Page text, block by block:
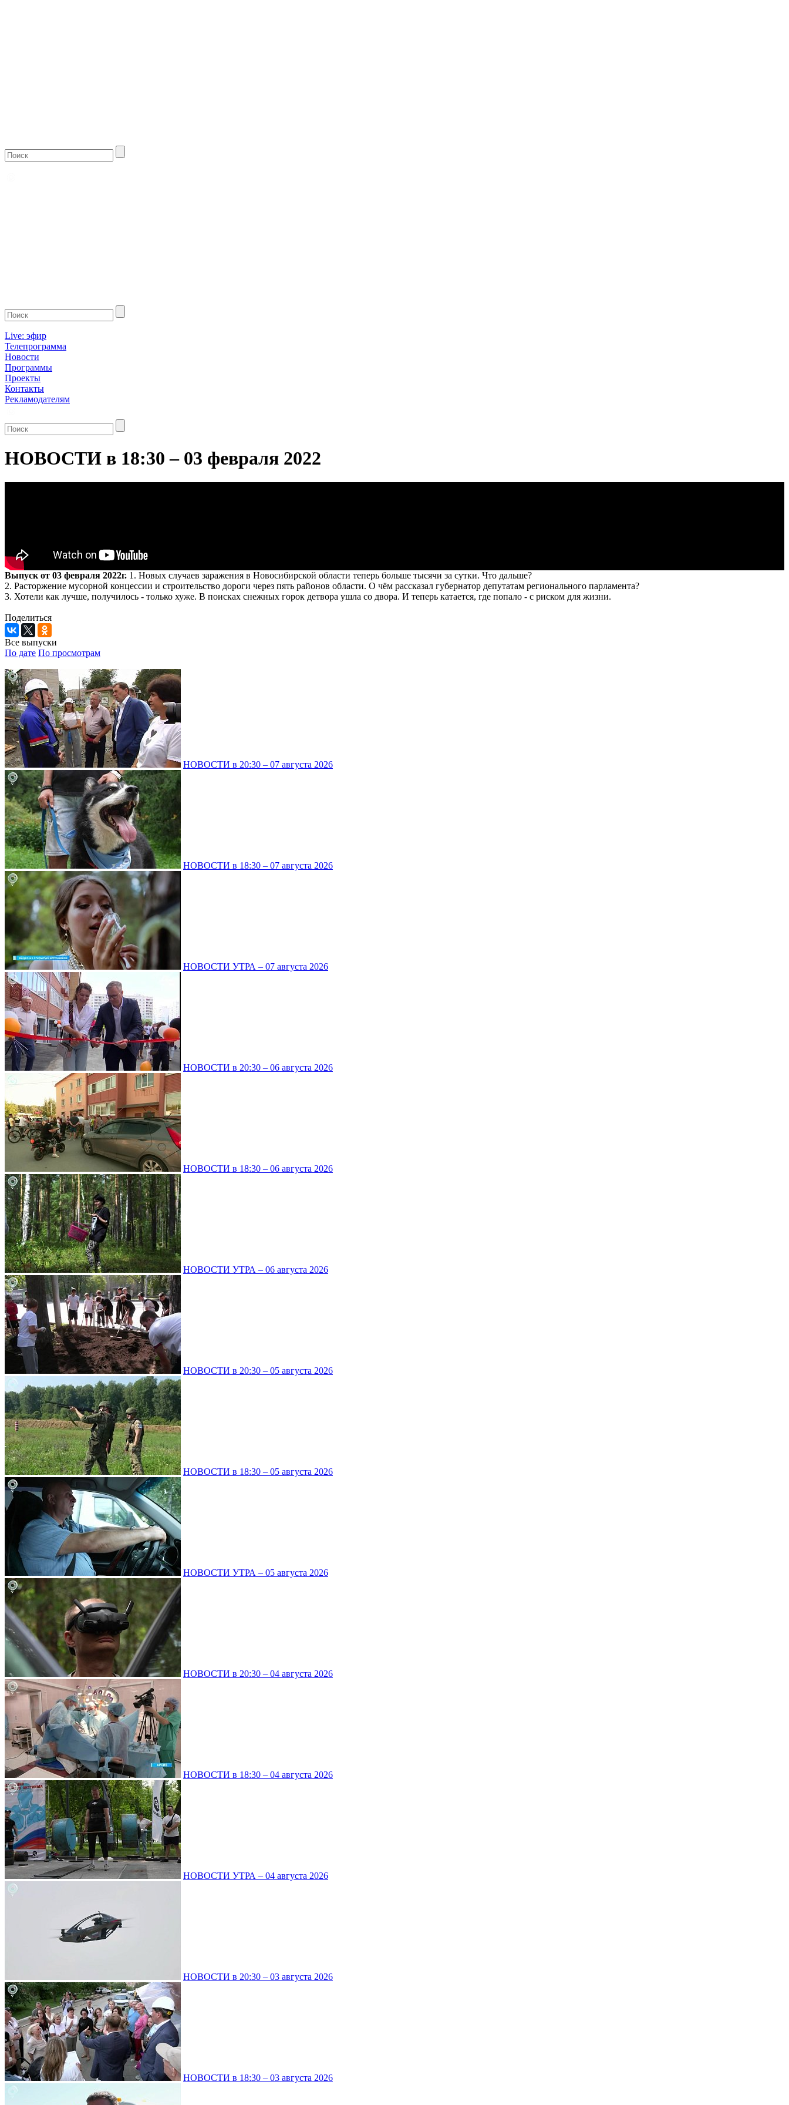
Live: эфир
Телепрограмма
Новости
Программы
Проекты
Контакты
Рекламодателям
НОВОСТИ в 18:30 – 03 февраля 2022
Выпуск от 03 февраля 2022г. 1. Новых случаев заражения в Новосибирской области теперь больше тысячи за сутки. Что дальше?
2. Расторжение мусорной концессии и строительство дороги через пять районов области. О чём рассказал губернатор депутатам регионального парламента?
3. Хотели как лучше, получилось - только хуже. В поисках снежных горок детвора ушла со двора. И теперь катается, где попало - с риском для жизни.
Поделиться
Все выпуски
По дате По просмотрам
НОВОСТИ в 20:30 – 07 августа 2026
НОВОСТИ в 18:30 – 07 августа 2026
НОВОСТИ УТРА – 07 августа 2026
НОВОСТИ в 20:30 – 06 августа 2026
НОВОСТИ в 18:30 – 06 августа 2026
НОВОСТИ УТРА – 06 августа 2026
НОВОСТИ в 20:30 – 05 августа 2026
НОВОСТИ в 18:30 – 05 августа 2026
НОВОСТИ УТРА – 05 августа 2026
НОВОСТИ в 20:30 – 04 августа 2026
НОВОСТИ в 18:30 – 04 августа 2026
НОВОСТИ УТРА – 04 августа 2026
НОВОСТИ в 20:30 – 03 августа 2026
НОВОСТИ в 18:30 – 03 августа 2026